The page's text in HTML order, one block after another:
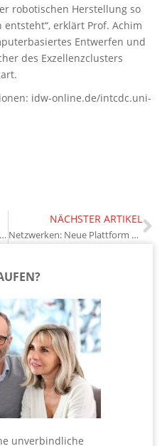
robotischen Herstellung so
erklärt Prof. Achim
Entwerfen und
des Exzellenzclusters
idw-online.de/intcdc.uni-
Wärmepumpen: Durchbruch in der Leistungseffizienz
NÄCHSTER ARTIKEL
Netzwerken: Neue Plattform myDGNB
unverbindliche